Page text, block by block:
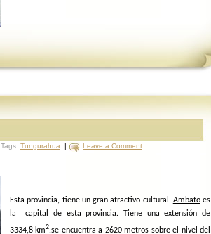
Tags: Tungurahua | Leave a Comment
Esta provincia, tiene un gran atractivo cultural. Ambato es
la capital de esta provincia. Tiene unaextensión de
3334,8 km2.se encuentra a 2620 metros sobre el nivel del